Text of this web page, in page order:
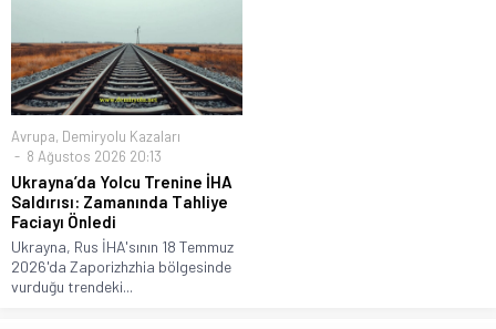
Avrupa, Demiryolu Kazaları
8 Ağustos 2026 20:13
Ukrayna’da Yolcu Trenine İHA
Saldırısı: Zamanında Tahliye
Faciayı Önledi
Ukrayna, Rus İHA'sının 18 Temmuz
2026'da Zaporizhzhia bölgesinde
vurduğu trendeki...